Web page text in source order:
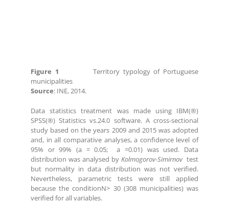
Figure 1 Territory typology of Portuguese
municipalities
Source: INE, 2014.
Data statistics treatment was made using IBM(®)
SPSS(®) Statistics vs.24.0 software. A cross-sectional
study based on the years 2009 and 2015 was adopted
and, in all comparative analyses, a confidence level of
95% or 99% (a = 0.05; a =0.01) was used. Data
distribution was analysed by Kolmogorov-Simirnovtest
but normality in data distribution was not verified.
Nevertheless, parametric tests were still applied
because the conditionN> 30 (308 municipalities) was
verified for all variables.